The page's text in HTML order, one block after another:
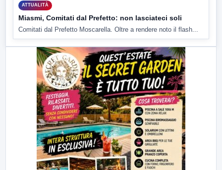
ATTUALITÀ
Miasmi, Comitati dal Prefetto: non lasciateci soli
Comitati dal Prefetto Moscarella. Oltre a rendere noto il flash...